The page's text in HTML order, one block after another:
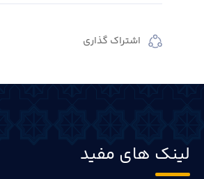
اشتراک گذاری
لینک های مفید